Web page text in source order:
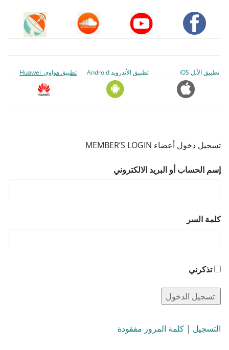
تطبيق الأبل iOS تطبيق الأندرويد Android تطبيق هواوي Huawei
تسجيل دخول أعضاء MEMBER’S LOGIN
إسم الحساب أو البريد الالكتروني
كلمة السر
تذكرني
التسجيل | كلمة المرور مفقودة